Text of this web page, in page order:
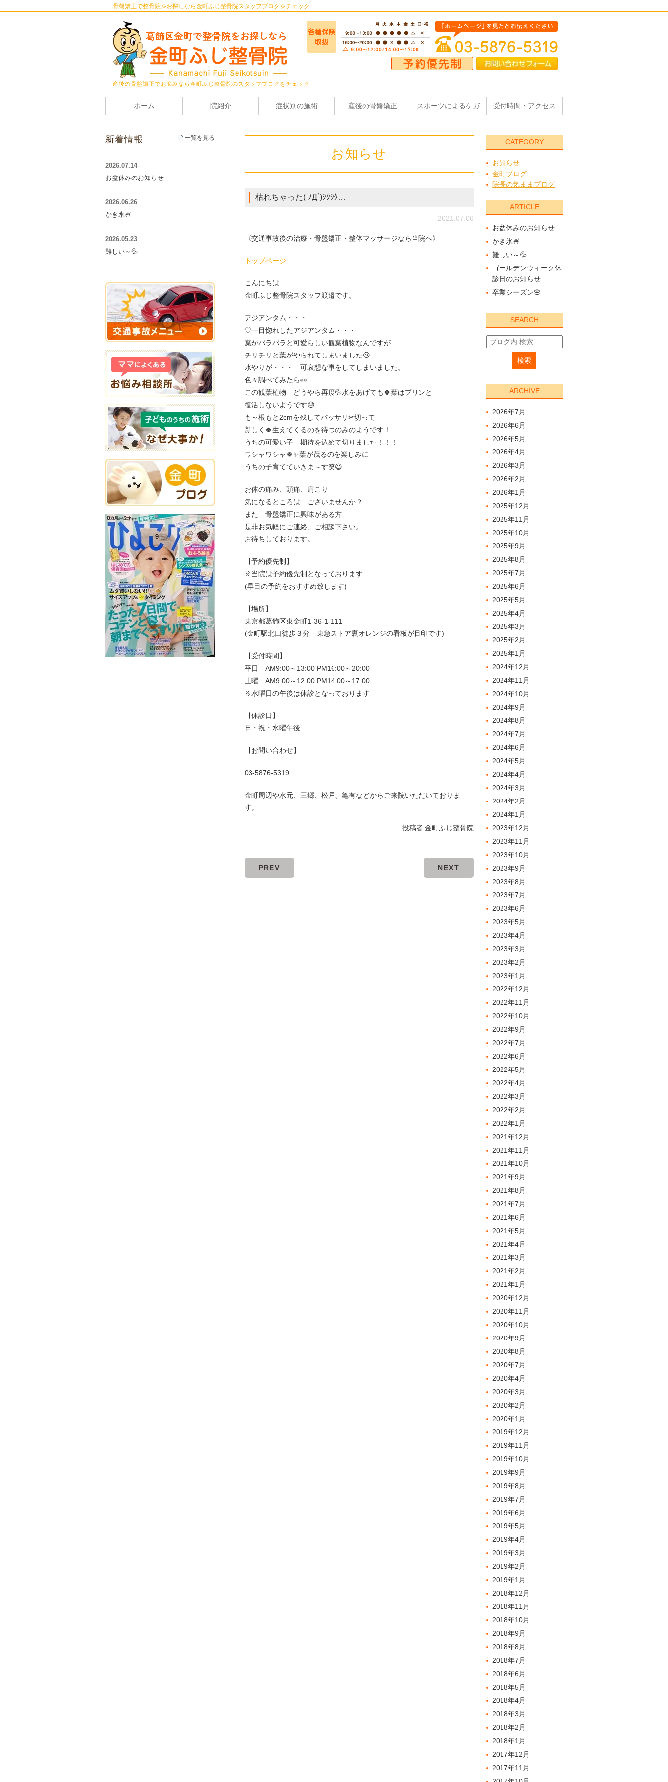
骨盤矯正で整骨院をお探しなら金町ふじ整骨院スタッフブログをチェック
産後の骨盤矯正でお悩みなら金町ふじ整骨院のスタッフブログをチェック
ホーム 院紹介 症状別の施術 産後の骨盤矯正 スポーツによるケガ 受付時間・アクセス
お知らせ
枯れちゃった( ﾉД`)ｼｸｼｸ…
2021.07.06
《交通事故後の治療・骨盤矯正・整体マッサージなら当院へ》
トップページ
こんにちは
金町ふじ整骨院スタッフ渡邉です。
アジアンタム・・・
♡一目惚れしたアジアンタム・・・
葉がパラパラと可愛らしい観葉植物なんですが
チリチリと葉がやられてしまいました😢
水やりが・・・ 可哀想な事をしてしまいました。
色々調べてみたら👀
この観葉植物 どうやら再度💦水をあげても🍀葉はプリンと
復活しないようです😓
も～根もと2cmを残してバッサリ✂切って
新しく🍀生えてくるのを待つのみのようです！
うちの可愛い子 期待を込めて切りました！！！
ワシャワシャ🍀✨葉が茂るのを楽しみに
うちの子育てていきま～す笑😃
お体の痛み、頭痛、肩こり
気になるところは ございませんか？
また 骨盤矯正に興味がある方
是非お気軽にご連絡、ご相談下さい。
お待ちしております。
【予約優先制】
※当院は予約優先制となっております
(早目の予約をおすすめ致します)
【場所】
東京都葛飾区東金町1-36-1-111
(金町駅北口徒歩３分 東急ストア裏オレンジの看板が目印です)
【受付時間】
平日 AM9:00～13:00 PM16:00～20:00
土曜 AM9:00～12:00 PM14:00～17:00
※水曜日の午後は休診となっております
【休診日】
日・祝・水曜午後
【お問い合わせ】
03-5876-5319
金町周辺や水元、三郷、松戸、亀有などからご来院いただいておりま
す。
投稿者:金町ふじ整骨院
PREV NEXT
CATEGORY
お知らせ
金町ブログ
院長の気ままブログ
ARTICLE
お盆休みのお知らせ
かき氷🍧
難しい～💦
ゴールデンウィーク休
診日のお知らせ
卒業シーズン🌸
SEARCH
ARCHIVE
2026年7月
2026年6月
2026年5月
2026年4月
2026年3月
2026年2月
2026年1月
2025年12月
2025年11月
2025年10月
2025年9月
2025年8月
2025年7月
2025年6月
2025年5月
2025年4月
2025年3月
2025年2月
2025年1月
2024年12月
2024年11月
2024年10月
2024年9月
2024年8月
2024年7月
2024年6月
2024年5月
2024年4月
2024年3月
2024年2月
2024年1月
2023年12月
2023年11月
2023年10月
2023年9月
2023年8月
2023年7月
2023年6月
2023年5月
2023年4月
2023年3月
2023年2月
2023年1月
2022年12月
2022年11月
2022年10月
2022年9月
2022年7月
2022年6月
2022年5月
2022年4月
2022年3月
2022年2月
2022年1月
2021年12月
2021年11月
2021年10月
2021年9月
2021年8月
2021年7月
2021年6月
2021年5月
2021年4月
2021年3月
2021年2月
2021年1月
2020年12月
2020年11月
2020年10月
2020年9月
2020年8月
2020年7月
2020年4月
2020年3月
2020年2月
2020年1月
2019年12月
2019年11月
2019年10月
2019年9月
2019年8月
2019年7月
2019年6月
2019年5月
2019年4月
2019年3月
2019年2月
2019年1月
2018年12月
2018年11月
2018年10月
2018年9月
2018年8月
2018年7月
2018年6月
2018年5月
2018年4月
2018年3月
2018年2月
2018年1月
2017年12月
2017年11月
新着情報 一覧を見る
2026.07.14
お盆休みのお知らせ
2026.06.26
かき氷🍧
2026.05.23
難しい～💦